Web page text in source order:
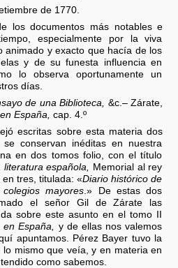
de 1770.
los documentos más notables e
especialmente por la viva
animado y exacto que hacía de los
y de su funesta influencia en
lo observa oportunamente un
días.
de una Biblioteca,
&c.– Zárate,
España, cap. 4.º
escritas sobre esta materia dos
conservan inéditas en nuestra
en dos tomos folio, con el título
española,
Memorial al rey
en tres, titulada: «Diario histórico de
mayores .» De estas dos
el señor Gil de Zárate las
sobre este asunto en el tomo II
España,
y de ellas nos valemos
apuntamos. Pérez Bayer tuvo la
mismo que veía, y en materia en
como sabemos.